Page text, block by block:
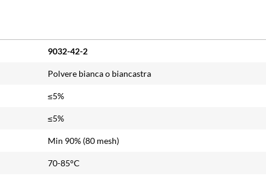
9032-42-2
Polvere bianca o biancastra
≤5%
≤5%
Min 90% (80 mesh)
70-85°C